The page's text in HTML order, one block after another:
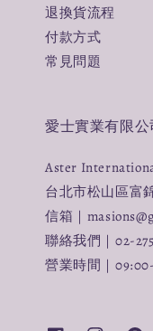
退換貨流程
付款方式
常見問題
愛士實業有限公
Aster
台北市松山區富
信箱｜
聯絡我們｜02-
營業時間｜